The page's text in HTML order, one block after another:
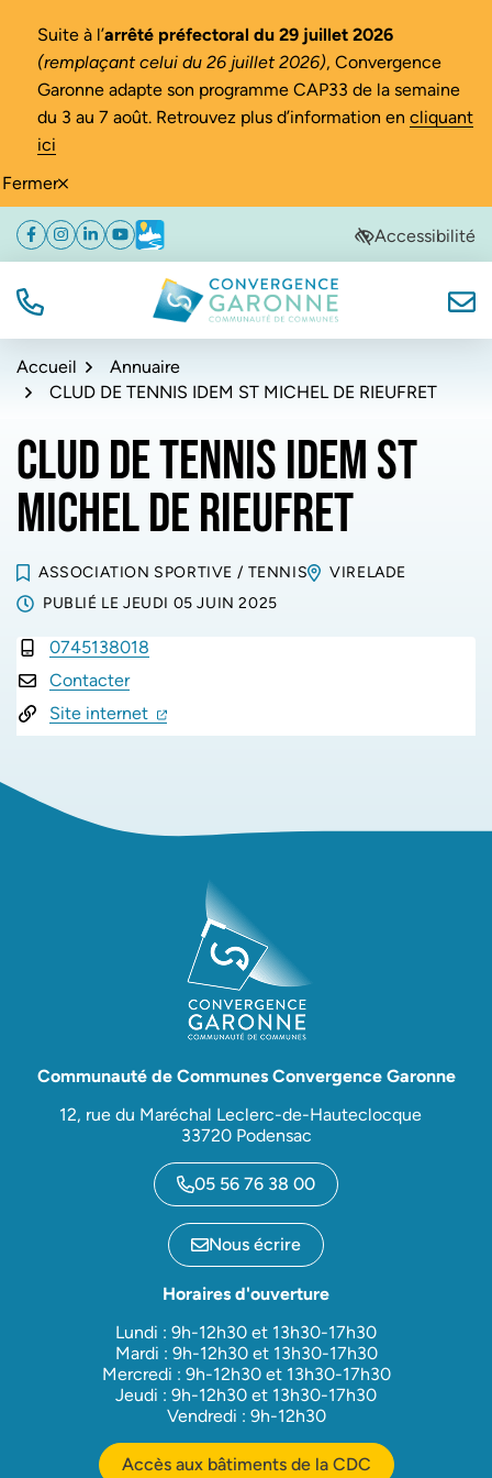
Fermer
Suite à l’arrêté préfectoral du 29 juillet 2026
(remplaçant celui du 26 juillet 2026), Convergence
Garonne adapte son programme CAP33 de la semaine
du 3 au 7 août. Retrouvez plus d’information en cliquant
ici
Aller
navigation
Aller
au
Aller
au
de
Facebook
(ouverture dans un nouvel onglet)
Instagram
(ouverture dans un nouvel onglet)
Linkedin
(ouverture dans un nouvel onglet)
YouTube
(ouverture dans un nouvel onglet)
Météo
(ouverture dans un nouvel onglet)Accessibilité
TÉL. Convergence Garonne
Accueil
Annuaire
CLUD DE TENNIS IDEM ST MICHEL DE RIEUFRET
CLUD DE TENNIS IDEM ST
MICHEL DE RIEUFRET
ASSOCIATION SPORTIVE / TENNIS
VIRELADE
PUBLIÉ LE JEUDI 05 JUIN 2025
INFOS UTILES
0745138018
Contacter
Site internet (ouverture dans un nouvel onglet)
(ouverture dans un nouvel onglet)
Communauté de Communes Convergence Garonne
12, rue du Maréchal Leclerc-de-Hauteclocque
33720 Podensac
05 56 76 38 00
Nous écrire
Horaires d'ouverture
Lundi : 9h-12h30 et 13h30-17h30
Mardi : 9h-12h30 et 13h30-17h30
Mercredi : 9h-12h30 et 13h30-17h30
Jeudi : 9h-12h30 et 13h30-17h30
Vendredi : 9h-12h30
Accès aux bâtiments de la CDC